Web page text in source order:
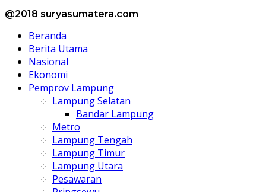
@2018 suryasumatera.com
Beranda
Berita Utama
Nasional
Ekonomi
Pemprov Lampung
Lampung Selatan
Bandar Lampung
Metro
Lampung Tengah
Lampung Timur
Lampung Utara
Pesawaran